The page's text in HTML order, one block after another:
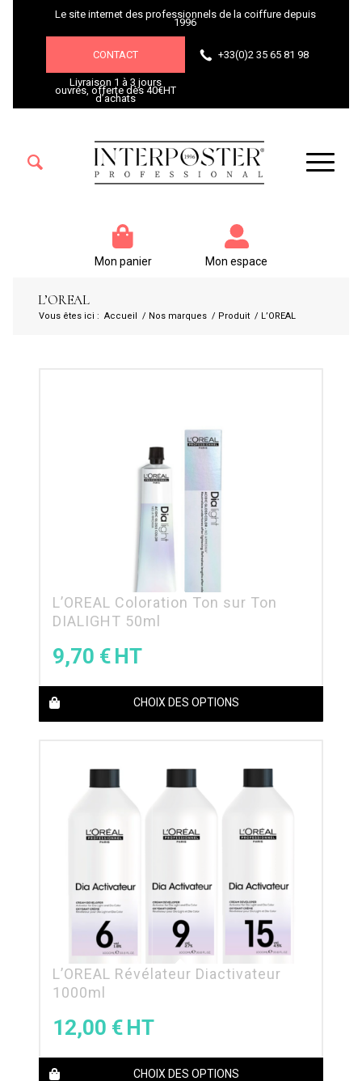
Livraison 1 à 3 jours
ouvrés, offerte dès 40€HT
d’achats
Le site internet des professionnels de la coiffure depuis
1996
CONTACT +33(0)2 35 65 81 98
Mon panier Mon espace
L’OREAL
Vous êtes ici : Accueil / Nos marques / Produit / L’OREAL
L’OREAL Coloration Ton sur Ton
DIALIGHT 50ml
9,70 €
CHOIX DES OPTIONS
L’OREAL Révélateur Diactivateur
1000ml
12,00 €
CHOIX DES OPTIONS